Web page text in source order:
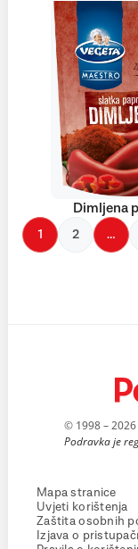
Dimljena
1 2 …
© 1998 –
Podravka je
Mapa stranice
Uvjeti korištenja
Zaštita osobnih
Izjava o